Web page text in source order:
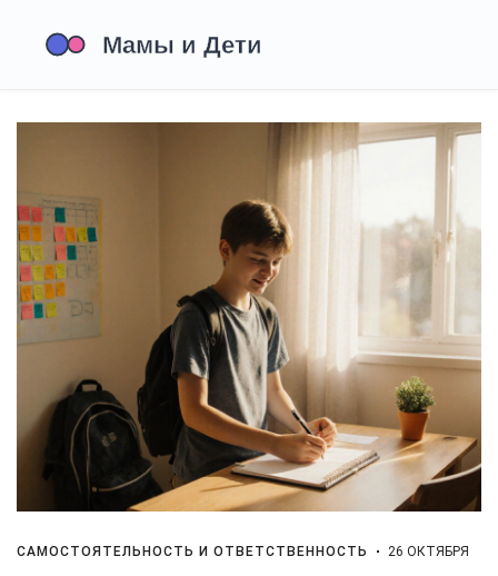
САМОСТОЯТЕЛЬНОСТЬ И ОТВЕТСТВЕННОСТЬ 26 ОКТЯБРЯ